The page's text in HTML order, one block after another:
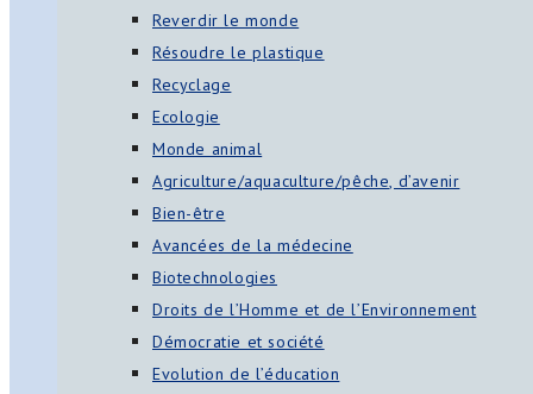
Reverdir le monde
Résoudre le plastique
Recyclage
Ecologie
Monde animal
Agriculture/aquaculture/pêche, d’avenir
Bien-être
Avancées de la médecine
Biotechnologies
Droits de l’Homme et de l’Environnement
Démocratie et société
Evolution de l’éducation